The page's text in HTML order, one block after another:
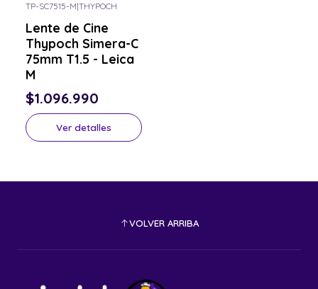
TP-SC7515-M|THYPOCH
Lente de Cine
Thypoch Simera-C
75mm T1.5 - Leica
M
$1.096.990
Ver detalles
VOLVER ARRIBA